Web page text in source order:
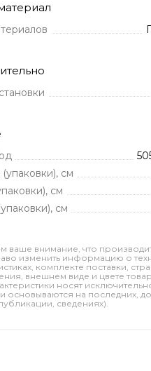
см
см
см
ваше внимание, что
изменить информацию о
комплекте поставки,
внешнем виде и цвете
носят
основываются на последних,
сведениях).